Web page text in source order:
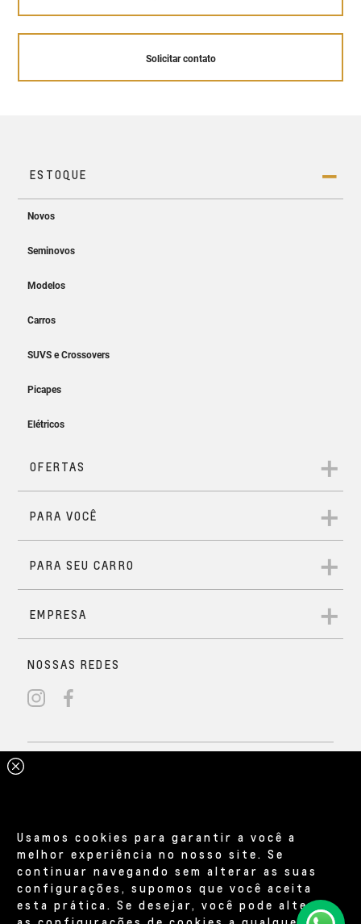
Solicitar contato
Usamos cookies para garantir a você a
melhor experiência no nosso site. Se
continuar navegando sem alterar as suas
configurações, supomos que você aceita
esta prática. Se desejar, você pode alterar